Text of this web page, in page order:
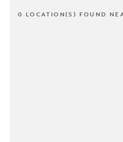
0 LOCATION(S) FOUND